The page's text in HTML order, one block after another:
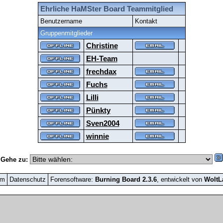
Ehrliche HaMSter Board Teammitglied
Benutzername
Kontakt
Gruppenmitglieder
Christine
EH-Team
frechdax
Fuchs
Lilli
Pünkty
Sven2004
winnie
Gehe zu:
Datenschutz Forensoftware: Burning Board 2.3.6, entwickelt von